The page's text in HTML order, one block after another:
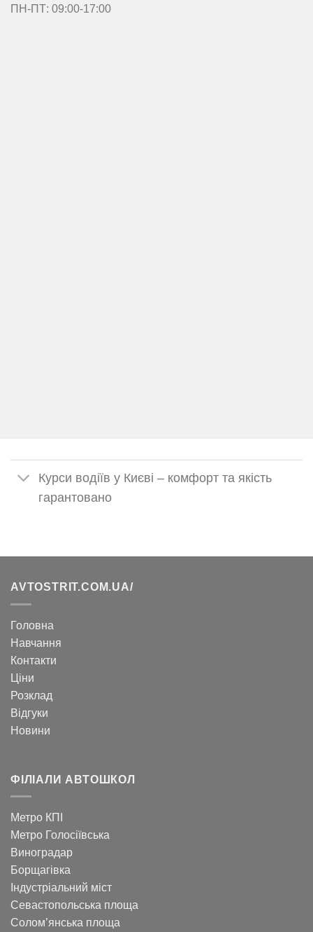
ПН-ПТ: 09:00-17:00
Курси водіїв у Києві – комфорт та якість
гарантовано
AVTOSTRIT.COM.UA/
Головна
Навчання
Контакти
Ціни
Розклад
Відгуки
Новини
ФІЛІАЛИ АВТОШКОЛ
Метро КПІ
Метро Голосіївська
Виноградар
Борщагівка
Індустріальний міст
Севастопольська площа
Солом’янська площа